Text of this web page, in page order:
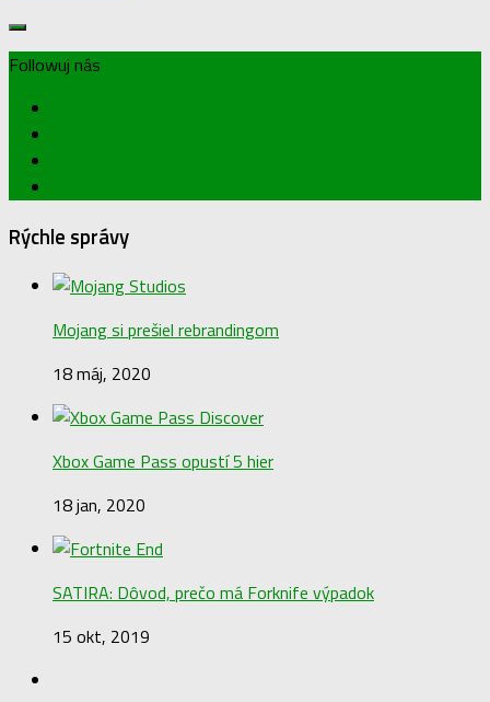
Followuj nás
Rýchle správy
Mojang si prešiel rebrandingom
18 máj, 2020
Xbox Game Pass opustí 5 hier
18 jan, 2020
SATIRA: Dôvod, prečo má Forknife výpadok
15 okt, 2019